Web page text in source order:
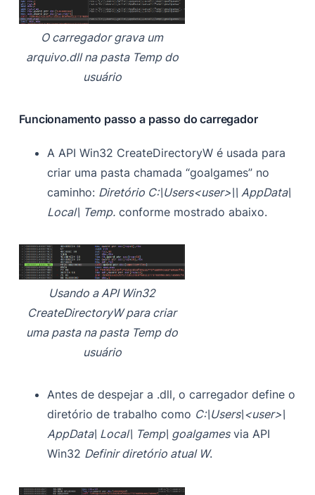
O carregador grava um
arquivo.dll na pasta Temp do
usuário
Funcionamento passo a passo do carregador
A API Win32 CreateDirectoryW é usada para
criar uma pasta chamada “goalgames” no
caminho: Diretório C:\Users<user>\\ AppData\
Local\ Temp. conforme mostrado abaixo.
Usando a API Win32
CreateDirectoryW para criar
uma pasta na pasta Temp do
usuário
Antes de despejar a .dll, o carregador define o
diretório de trabalho como C:\Users\<user>\
AppData\ Local\ Temp\ goalgamesvia API
Win32 Definir diretório atual W.